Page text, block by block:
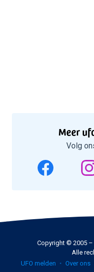
Meer
Volg
Copyright © 2005 –
Alle
UFO melden
Over ons